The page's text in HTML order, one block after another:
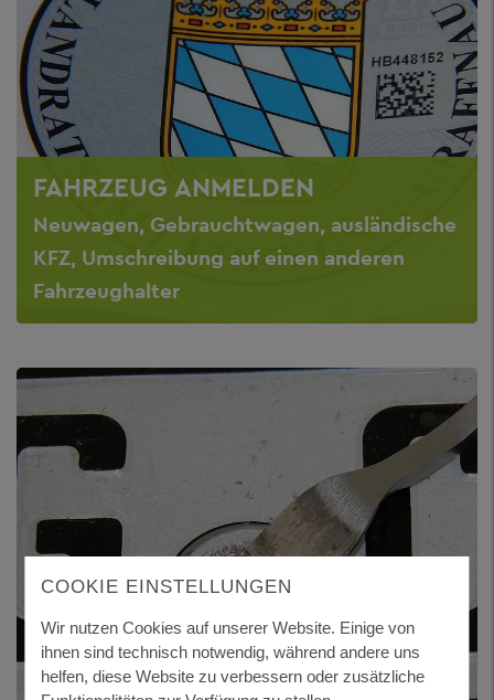
FAHRZEUG ANMELDEN
Neuwagen, Gebrauchtwagen, ausländische
KFZ, Umschreibung auf einen anderen
Fahrzeughalter
COOKIE EINSTELLUNGEN
Wir nutzen Cookies auf unserer Website. Einige von
ihnen sind technisch notwendig, während andere uns
helfen, diese Website zu verbessern oder zusätzliche